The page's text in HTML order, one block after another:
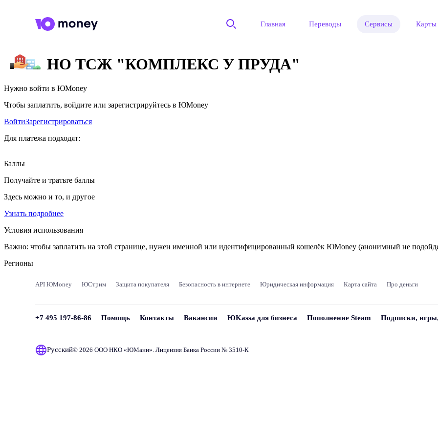
Главная Переводы Сервисы Карты
НО ТСЖ "КОМПЛЕКС У ПРУДА"
Нужно войти в ЮMoney
Чтобы заплатить, войдите или зарегистрируйтесь в ЮMoney
ВойтиЗарегистрироваться
Для платежа подходят:
Баллы
Получайте и тратьте баллы
Здесь можно и то, и другое
Узнать подробнее
Условия использования
Важно: чтобы заплатить на этой странице, нужен именной или идентифицированный кошелёк ЮMoney (анонимный не
Регионы
API ЮMoney ЮСтрим Защита покупателя Безопасность в интернете Юридическая информация Карта сайта Про деньги
+7 495 197-86-86 Помощь Контакты Вакансии ЮKassa для бизнеса Пополнение Steam Подписки,
Русский© 2026 ООО НКО «ЮМани». Лицензия Банка России № 3510‑К